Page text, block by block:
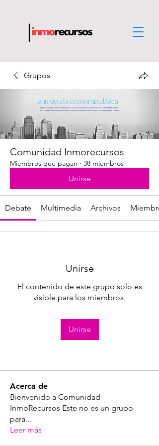
Grupos
Comunidad Inmorecursos
Miembros que pagan · 38 miembros
Unirse
Debate Multimedia Archivos
Unirse
El contenido de este grupo solo es
visible para los miembros.
Unirse
Acerca de
Bienvenido a Comunidad
InmoRecursos Este no es un grupo
para...
Leer más